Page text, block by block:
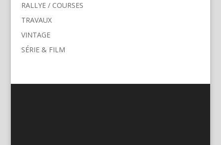
RALLYE / COURSES
TRAVAUX
VINTAGE
SÉRIE & FILM